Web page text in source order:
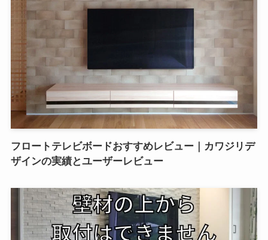
フロートテレビボードおすすめレビュー｜カワジリデ
ザインの実績とユーザーレビュー